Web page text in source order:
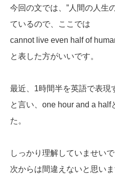
今回の文では、”人間の人生
ているので、ここでは
cannot live even half of
と表した方がいいです。
最近、1時間半を英語で表現
と言い、one hour and a half
た。
しっかり理解していませいで
次からは間違えないと思いま